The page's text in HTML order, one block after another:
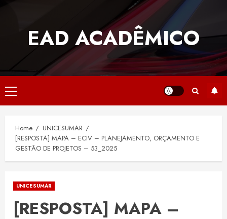
EAD ACADÊMICO
Primary
Menu
Home
UNICESUMAR
[RESPOSTA] MAPA – ECIV – PLANEJAMENTO, ORÇAMENTO E
GESTÃO DE PROJETOS – 53_2025
UNICESUMAR
[RESPOSTA] MAPA –